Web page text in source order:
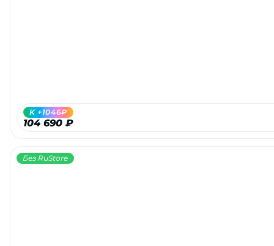
104 690 ₽
K +1046₽
Без RuStore